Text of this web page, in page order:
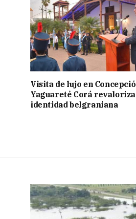
Visita de lujo en
Yaguareté Corá revaloriza
identidad belgraniana